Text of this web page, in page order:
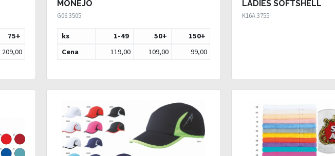
75+
209,00
MONEJO
G06.3505
ks 1-49 50+ 150+
Cena
119,00 109,00 99,00
LADIES SOFTSHELL
K16A.3755